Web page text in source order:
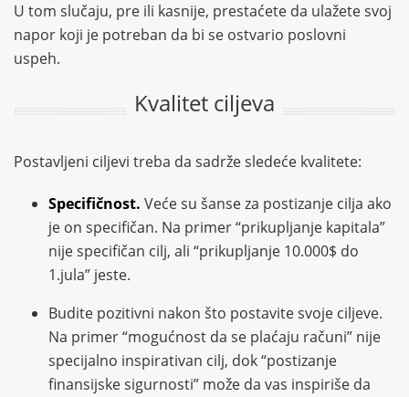
U tom slučaju, pre ili kasnije, prestaćete da ulažete svoj
napor koji je potreban da bi se ostvario poslovni
uspeh.
Kvalitet ciljeva
Postavljeni ciljevi treba da sadrže sledeće kvalitete:
Specifičnost. Veće su šanse za postizanje cilja ako
je on specifičan. Na primer “prikupljanje kapitala”
nije specifičan cilj, ali “prikupljanje 10.000$ do
1.jula” jeste.
Budite pozitivni nakon što postavite svoje ciljeve.
Na primer “mogućnost da se plaćaju računi” nije
specijalno inspirativan cilj, dok “postizanje
finansijske sigurnosti” može da vas inspiriše da